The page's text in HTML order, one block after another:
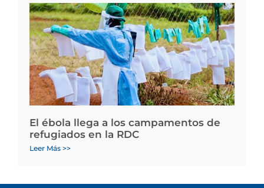
El ébola llega a los campamentos de
refugiados en la RDC
Leer Más >>